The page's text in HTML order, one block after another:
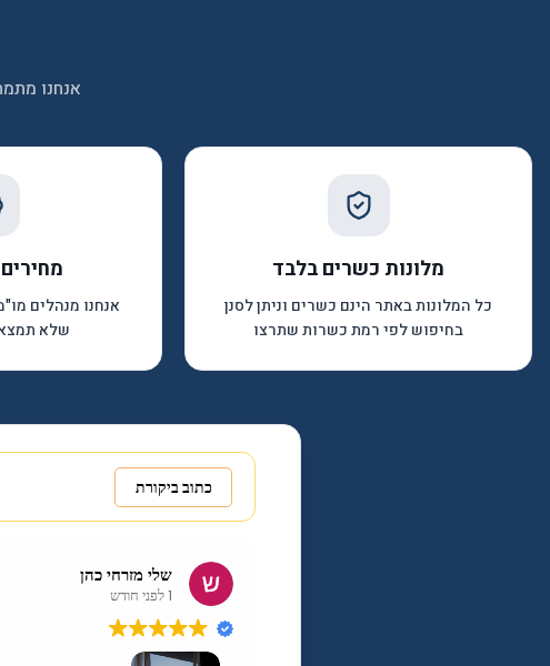
אנחנו
מלונות כשרים בלבד
כל המלונות באתר הינם כשרים וניתן לסנן
בחיפוש לפי רמת כשרות שתרצו
אנחנו מנהלים
שלא
כתוב ביקורת
שלי מזרחי כהן
1 לפני חודש